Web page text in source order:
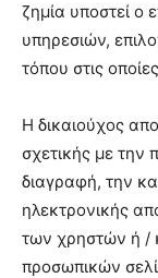
ζημία υποστεί ο
υπηρεσιών,
τόπου στις
Η δικαιούχος
σχετικής με την
διαγραφή, την
ηλεκτρονικής
των χρηστών ή /
προσωπικών